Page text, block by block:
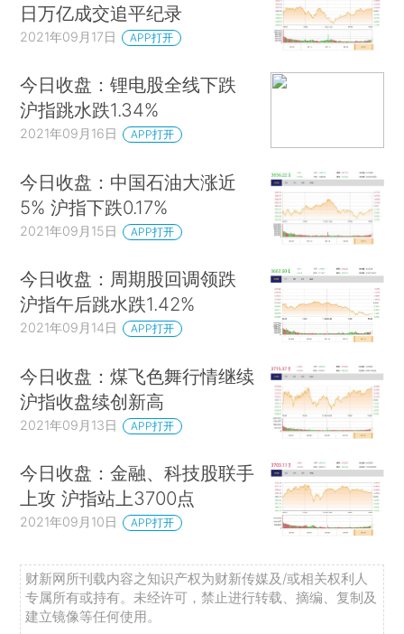
日万亿成交追平纪录
2021年09月17日 APP打开
今日收盘：锂电股全线下跌
沪指跳水跌1.34%
2021年09月16日 APP打开
今日收盘：中国石油大涨近
5% 沪指下跌0.17%
2021年09月15日 APP打开
今日收盘：周期股回调领跌
沪指午后跳水跌1.42%
2021年09月14日 APP打开
今日收盘：煤飞色舞行情继续
沪指收盘续创新高
2021年09月13日 APP打开
今日收盘：金融、科技股联手
上攻 沪指站上3700点
2021年09月10日 APP打开
财新网所刊载内容之知识产权为财新传媒及/或相关权利人
专属所有或持有。未经许可，禁止进行转载、摘编、复制及
建立镜像等任何使用。